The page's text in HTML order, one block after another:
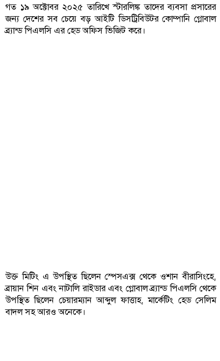
গত ১৯ অক্টোবর ২০২৫ তারিখে স্টারলিঙ্ক তাদের ব্যবসা প্রসারের
জন্য দেশের সব চেয়ে বড় আইটি ডিসট্রিবিউটর কোম্পানি গ্লোবাল
ব্র্যান্ড পিএলসি এর হেড অফিস ভিজিট করে।
উক্ত মিটিং এ উপস্থিত ছিলেন স্পেসএক্স থেকে ওশান বীরাসিংহে,
ব্রায়ান শিন এবং নাটালি রাইডার এবং গ্লোবাল ব্র্যান্ড পিএলসি থেকে
উপস্থিত ছিলেন চেয়ারম্যান আব্দুল ফাত্তাহ, মার্কেটিং হেড সেলিম
বাদল সহ আরও অনেকে।